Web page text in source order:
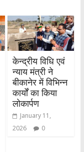
केन्द्रीय विधि एवं
न्याय मंत्री ने
बीकानेर में विभिन्न
कार्यों का किया
लोकार्पण
January 11,
2026
0